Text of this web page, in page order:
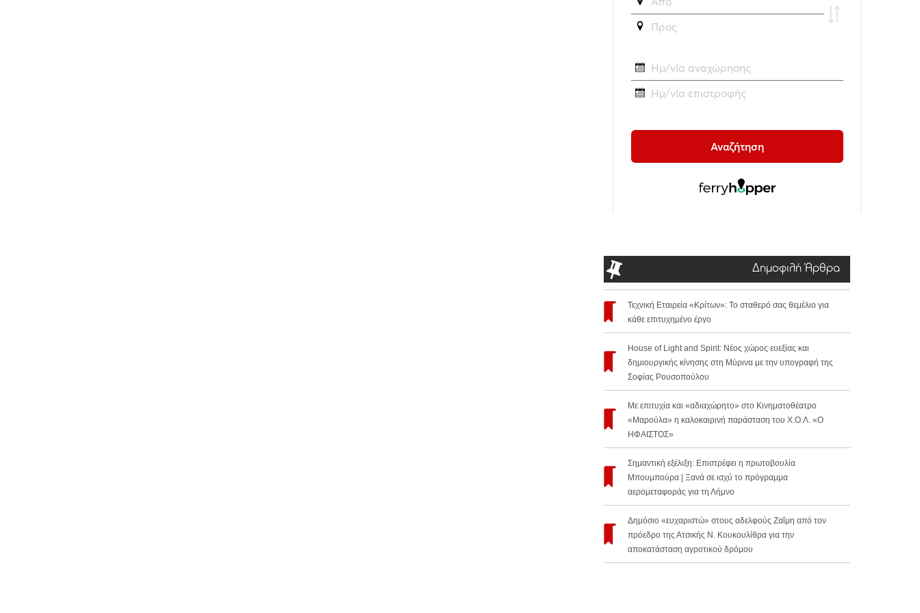
Δημοφιλή Άρθρα
Τεχνική Εταιρεία «Κρίτων»: Το σταθερό σας θεμέλιο για
κάθε επιτυχημένο έργο
House of Light and Spirit: Νέος χώρος ευεξίας και
δημιουργικής κίνησης στη Μύρινα με την υπογραφή της
Σοφίας Ρουσοπούλου
Με επιτυχία και «αδιαχώρητο» στο Κινηματοθέατρο
«Μαρούλα» η καλοκαιρινή παράσταση του Χ.Ο.Λ. «Ο
ΗΦΑΙΣΤΟΣ»
Σημαντική εξέλιξη: Επιστρέφει η πρωτοβουλία
Μπουμπούρα | Ξανά σε ισχύ το πρόγραμμα
αερομεταφοράς για τη Λήμνο
Δημόσιο «ευχαριστώ» στους αδελφούς Ζαΐμη από τον
πρόεδρο της Ατσικής Ν. Κουκουλίθρα για την
αποκατάσταση αγροτικού δρόμου